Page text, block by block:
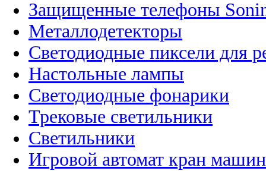
Защищенные телефоны
Металлодетекторы
Светодиодные пиксели для
Настольные лампы
Светодиодные фонарики
Трековые светильники
Светильники
Игровой автомат кран